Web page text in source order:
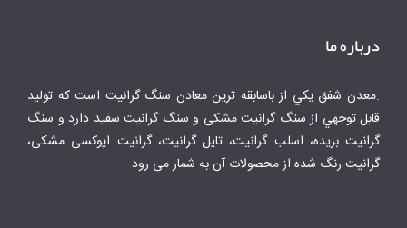
درباره ما
.معدن شفق يكي از باسابقه ترين معادن سنگ گرانيت است كه توليد
قابل توجهي از سنگ گرانیت مشکی و سنگ گرانیت سفید دارد و سنگ
گرانیت بریده، اسلب گرانیت، تایل گرانیت، گرانیت اپوکسی مشکی،
گرانیت رنگ شده از محصولات آن به شمار می رود